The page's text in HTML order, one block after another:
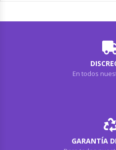
En todos
GARANTÍA